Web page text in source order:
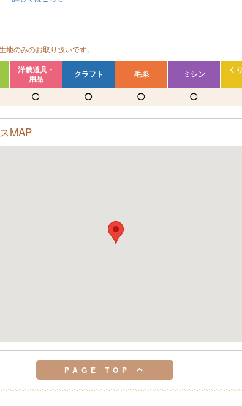
のみのお取り扱いです。
洋裁道具・
用品
クラフト 毛糸 ミシン
く
◯ ◯ ◯ ◯
MAP
PAGE TOP